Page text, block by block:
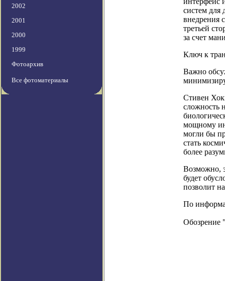
2002
2001
2000
1999
Фотоархив
Все фотоматериалы
систем для
внедрения
третьей
за счет
Ключ к
Важно
Стивен
сложность
мощному
могли бы
стать
более
Возможно,
будет
позволит
По
Обозрение